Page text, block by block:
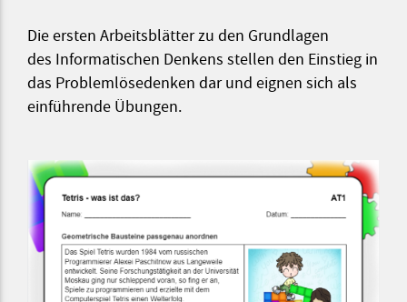
Die ersten Arbeitsblätter zu den Grundlagen
des Informatischen Denkens stellen den Einstieg in
das Problemlösedenken dar und eignen sich als
einführende Übungen.